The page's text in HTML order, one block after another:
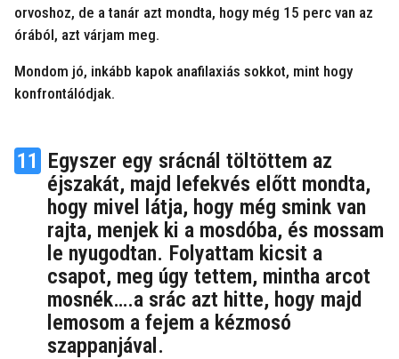
orvoshoz, de a tanár azt mondta, hogy még 15 perc van az
órából, azt várjam meg.
Mondom jó, inkább kapok anafilaxiás sokkot, mint hogy
konfrontálódjak.
11 Egyszer egy srácnál töltöttem az
éjszakát, majd lefekvés előtt mondta,
hogy mivel látja, hogy még smink van
rajta, menjek ki a mosdóba, és mossam
le nyugodtan. Folyattam kicsit a
csapot, meg úgy tettem, mintha arcot
mosnék….a srác azt hitte, hogy majd
lemosom a fejem a kézmosó
szappanjával.